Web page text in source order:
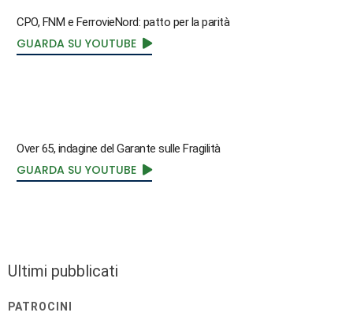
CPO, FNM e FerrovieNord: patto per la parità
GUARDA SU YOUTUBE
Over 65, indagine del Garante sulle Fragilità
GUARDA SU YOUTUBE
Ultimi pubblicati
PATROCINI